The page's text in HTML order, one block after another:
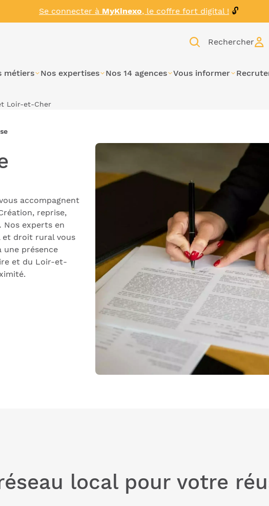
Se connecter à MyKinexo, le coffre fort digital ! 🔓
Rechercher
métiers Nos expertises Nos 14 agences Vous informer
Loir-et-Cher
accompagnent
reprise,
Nos experts en
et droit rural vous
une présence
et du Loir-et-
local pour votre